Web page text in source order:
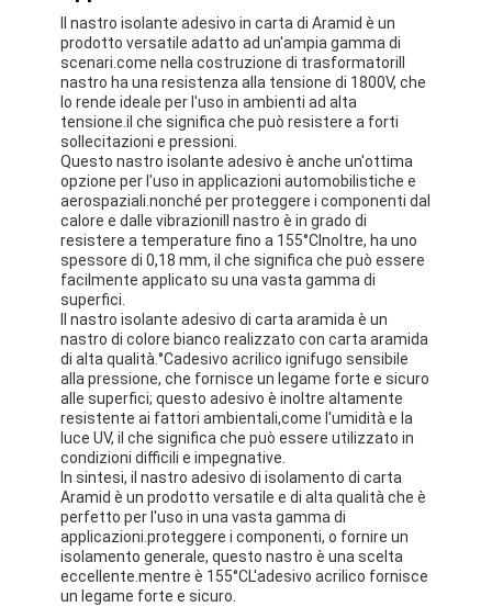
Nastro del panno di vetro del di alluminio
La stagnola ha affrontato la carta kraft
Panno della vetroresina del di alluminio
Nastro della tela della stagnola
Nastro di condotta del panno
Doppio nastro adesivo parteggiato
Nastro adesivo dell'ANIMALE DOMESTICO
Colata di investimento di precisione
Tavola di isolamento elettrico
Il nastro isolante adesivo in carta di Aramid è un
prodotto versatile adatto ad un'ampia gamma di
scenari.come nella costruzione di trasformatoriIl
nastro ha una resistenza alla tensione di 1800V, che
lo rende ideale per l'uso in ambienti ad alta
tensione.il che significa che può resistere a forti
sollecitazioni e pressioni.
Questo nastro isolante adesivo è anche un'ottima
opzione per l'uso in applicazioni automobilistiche e
aerospaziali.nonché per proteggere i componenti dal
calore e dalle vibrazioniIl nastro è in grado di
resistere a temperature fino a 155°CInoltre, ha uno
spessore di 0,18 mm, il che significa che può essere
facilmente applicato su una vasta gamma di
superfici.
Il nastro isolante adesivo di carta aramida è un
nastro di colore bianco realizzato con carta aramida
di alta qualità.°Cadesivo acrilico ignifugo sensibile
alla pressione, che fornisce un legame forte e sicuro
alle superfici; questo adesivo è inoltre altamente
resistente ai fattori ambientali,come l'umidità e la
luce UV, il che significa che può essere utilizzato in
condizioni difficili e impegnative.
In sintesi, il nastro adesivo di isolamento di carta
Aramid è un prodotto versatile e di alta qualità che è
perfetto per l'uso in una vasta gamma di
applicazioni.proteggere i componenti, o fornire un
isolamento generale, questo nastro è una scelta
eccellente.mentre è 155°CL'adesivo acrilico fornisce
un legame forte e sicuro.